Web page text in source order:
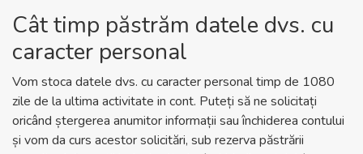
Cât timp păstrăm datele dvs. cu
caracter personal
Vom stoca datele dvs. cu caracter personal timp de 1080
zile de la ultima activitate in cont. Puteți să ne solicitați
oricând ștergerea anumitor informații sau închiderea contului
și vom da curs acestor solicitări, sub rezerva păstrării